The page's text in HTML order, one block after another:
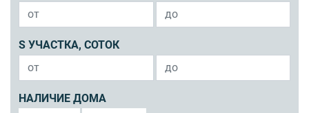
S УЧАСТКА, СОТОК
НАЛИЧИЕ ДОМА